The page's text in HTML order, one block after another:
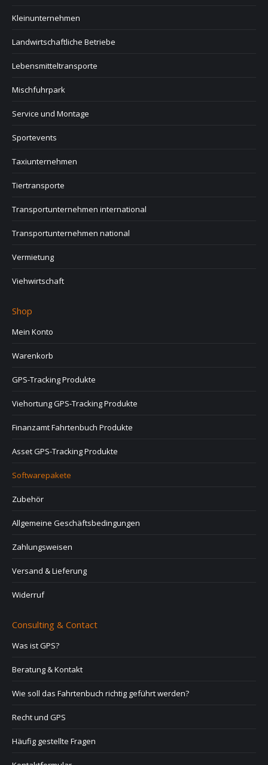
Kleinunternehmen
Landwirtschaftliche Betriebe
Lebensmitteltransporte
Mischfuhrpark
Service und Montage
Sportevents
Taxiunternehmen
Tiertransporte
Transportunternehmen international
Transportunternehmen national
Vermietung
Viehwirtschaft
Shop
Mein Konto
Warenkorb
GPS-Tracking Produkte
Viehortung GPS-Tracking Produkte
Finanzamt Fahrtenbuch Produkte
Asset GPS-Tracking Produkte
Softwarepakete
Zubehör
Allgemeine Geschäftsbedingungen
Zahlungsweisen
Versand & Lieferung
Widerruf
Consulting & Contact
Was ist GPS?
Beratung & Kontakt
Wie soll das Fahrtenbuch richtig geführt werden?
Recht und GPS
Häufig gestellte Fragen